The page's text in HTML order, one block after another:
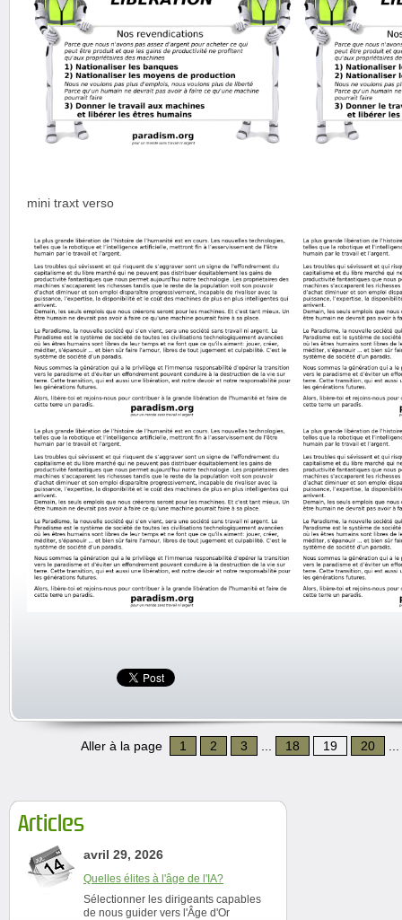
mini traxt verso
Aller à la page 1 2 3 18 19 20
Articles
avril 29, 2026
Quelles élites à l'âge de l'IA?
Sélectionner les dirigeants capables
de nous guider vers l'Âge d'Or